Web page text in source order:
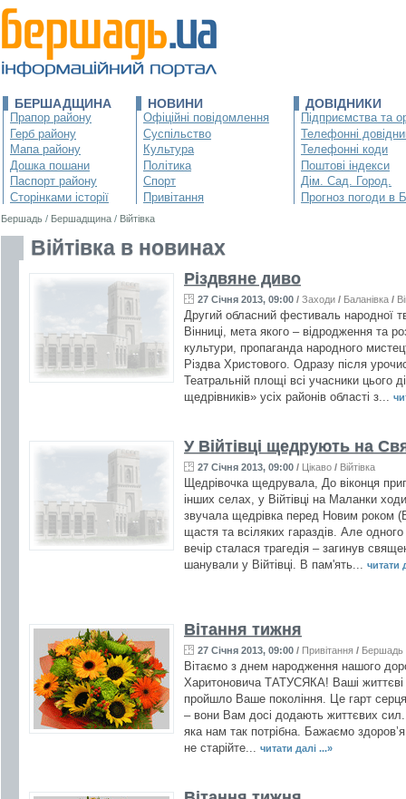
БЕРШАДЩИНА
Прапор району
Герб району
Мапа району
Дошка пошани
Паспорт району
Сторінками історії
НОВИНИ
Офіційні повідомлення
Суспільство
Культура
Політика
Спорт
Привітання
ДОВІДНИКИ
Підприємства та
Телефонні
Телефонні коди
Поштові індекси
Дім. Сад. Город.
Прогноз погоди в
Бершадь / Бершадщина / Війтівка
Війтівка в новинах
Різдвяне диво
27 Січня 2013, 09:00 / Заходи / Баланівка /
Другий обласний фестиваль народної
Вінниці, мета якого – відродження та
культури, пропаганда народного
Різдва Христового. Одразу після
Театральній площі всі учасники цього
щедрівників» усіх районів області з...
У Війтівці щедрують на
27 Січня 2013, 09:00 / Цікаво / Війтівка
Щедрівочка щедрувала, До віконця
інших селах, у Війтівці на Маланки
звучала щедрівка перед Новим роком
щастя та всіляких гараздів. Але
вечір сталася трагедія – загинув
шанували у Війтівці. В пам'ять... читати
Вітання тижня
27 Січня 2013, 09:00 / Привітання / Бершадь
Вітаємо з днем народження нашого
Харитоновича ТАТУСЯКА! Ваші життєві
пройшло Ваше покоління. Це гарт
– вони Вам досі додають життєвих
яка нам так потрібна. Бажаємо
не старійте... читати далі ...»